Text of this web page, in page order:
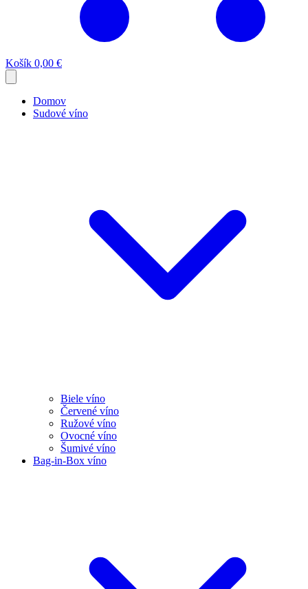
Košík 0,00 €
Domov
Sudové víno
Biele víno
Červené víno
Ružové víno
Ovocné víno
Šumivé víno
Bag-in-Box víno